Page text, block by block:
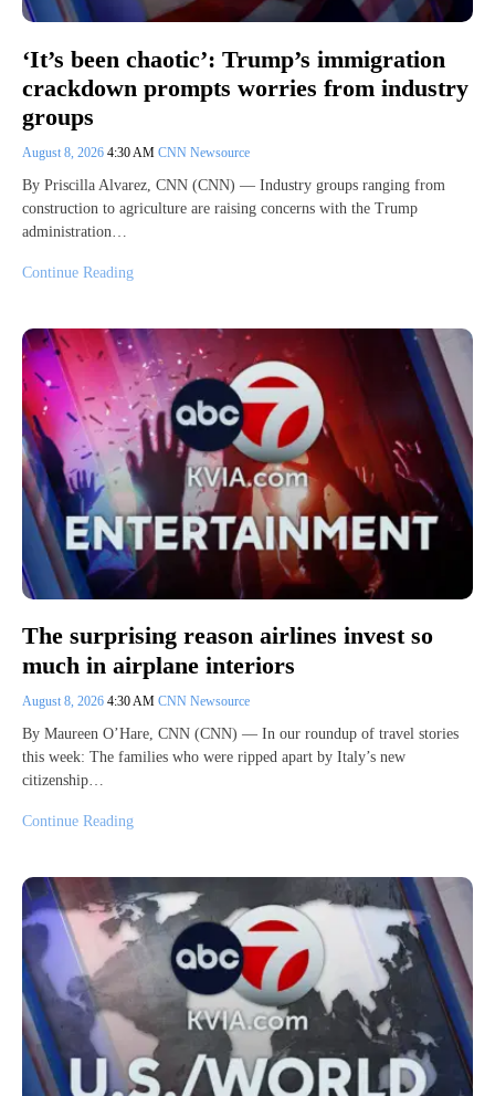
‘It’s been chaotic’: Trump’s immigration
crackdown prompts worries from industry
groups
August 8, 2026 4:30 AM CNN Newsource
By Priscilla Alvarez, CNN (CNN) — Industry groups ranging from
construction to agriculture are raising concerns with the Trump
administration…
Continue Reading
The surprising reason airlines invest so
much in airplane interiors
August 8, 2026 4:30 AM CNN Newsource
By Maureen O’Hare, CNN (CNN) — In our roundup of travel stories
this week: The families who were ripped apart by Italy’s new
citizenship…
Continue Reading